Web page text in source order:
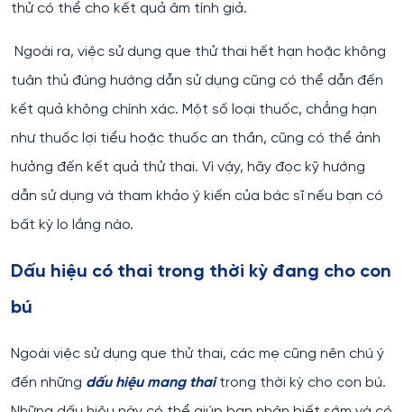
thử có thể cho kết quả âm tính giả.
Ngoài ra, việc sử dụng que thử thai hết hạn hoặc không
tuân thủ đúng hướng dẫn sử dụng cũng có thể dẫn đến
kết quả không chính xác. Một số loại thuốc, chẳng hạn
như thuốc lợi tiểu hoặc thuốc an thần, cũng có thể ảnh
hưởng đến kết quả thử thai. Vì vậy, hãy đọc kỹ hướng
dẫn sử dụng và tham khảo ý kiến của bác sĩ nếu bạn có
bất kỳ lo lắng nào.
Dấu hiệu có thai trong thời kỳ đang cho con
bú
Ngoài việc sử dụng que thử thai, các mẹ cũng nên chú ý
đến những dấu hiệu mang thaitrong thời kỳ cho con bú.